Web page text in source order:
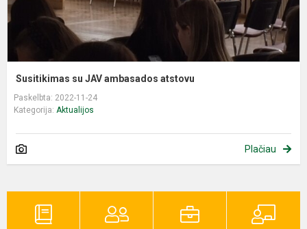
Susitikimas su JAV ambasados atstovu
Paskelbta: 2022-11-24
Kategorija: Aktualijos
Plačiau